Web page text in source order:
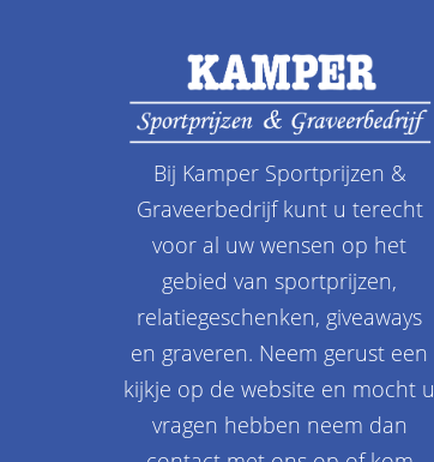
Bij Kamper Sportprijzen &
Graveerbedrijf kunt u terecht
voor al uw wensen op het
gebied van sportprijzen,
relatiegeschenken, giveaways
en graveren. Neem gerust een
kijkje op de website en mocht u
vragen hebben neem dan